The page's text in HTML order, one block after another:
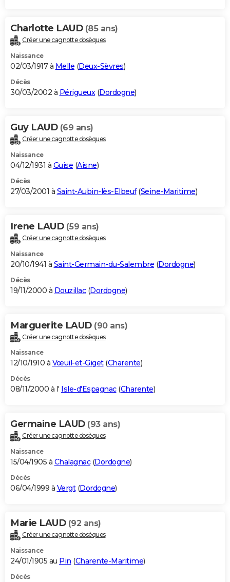
Charlotte LAUD (85 ans)
Créer une cagnotte obsèques
Naissance
02/03/1917 à Melle (Deux-Sèvres)
Décès
30/03/2002 à Périgueux(Dordogne)
Guy LAUD (69 ans)
Créer une cagnotte obsèques
Naissance
04/12/1931 à Guise (Aisne)
Décès
27/03/2001 à Saint-Aubin-lès-Elbeuf(Seine-Maritime)
Irene LAUD (59 ans)
Créer une cagnotte obsèques
Naissance
20/10/1941 à Saint-Germain-du-Salembre (Dordogne)
Décès
19/11/2000 à Douzillac(Dordogne)
Marguerite LAUD (90 ans)
Créer une cagnotte obsèques
Naissance
12/10/1910 à Vœuil-et-Giget(Charente)
Décès
08/11/2000 à l' Isle-d'Espagnac(Charente)
Germaine LAUD (93 ans)
Créer une cagnotte obsèques
Naissance
15/04/1905 à Chalagnac(Dordogne)
Décès
06/04/1999 à Vergt(Dordogne)
Marie LAUD (92 ans)
Créer une cagnotte obsèques
Naissance
24/01/1905 au Pin (Charente-Maritime)
Décès